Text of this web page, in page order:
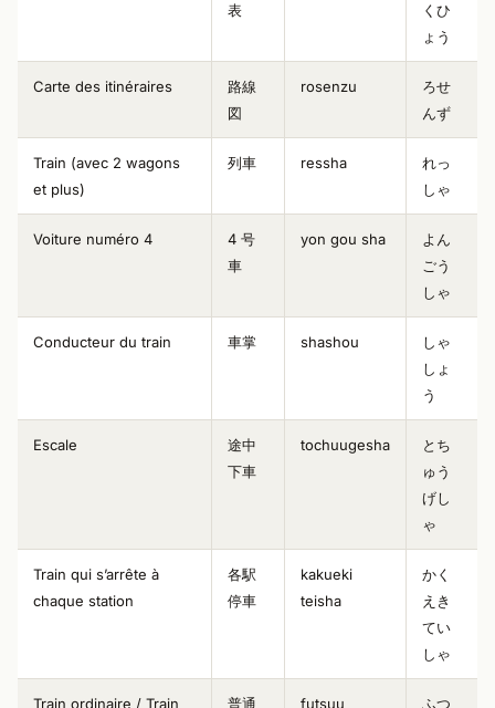
表
くひ
ょう
Carte des itinéraires
路線
図
rosenzu
ろせ
んず
Train (avec 2 wagons
et plus)
列車 ressha
れっ
しゃ
Voiture numéro 4
4 号
車
yon gou sha
よん
ごう
しゃ
Conducteur du train 車掌 shashou
しゃ
しょ
う
Escale
途中
下車
tochuugesha
とち
ゅう
げし
ゃ
Train qui s’arrête à
chaque station
各駅
停車
kakueki
teisha
かく
えき
てい
しゃ
Train ordinaire / Train 普通 futsuu ふつ